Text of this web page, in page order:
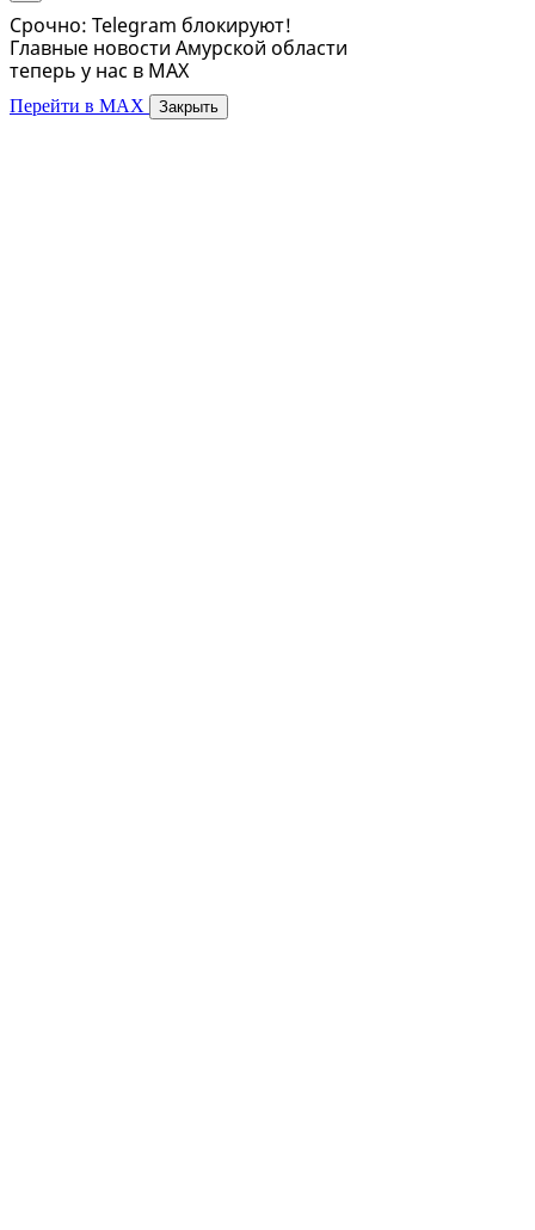
Срочно: Telegram блокируют!
Главные новости Амурской области
теперь у нас в MAX
Перейти в MAX Закрыть